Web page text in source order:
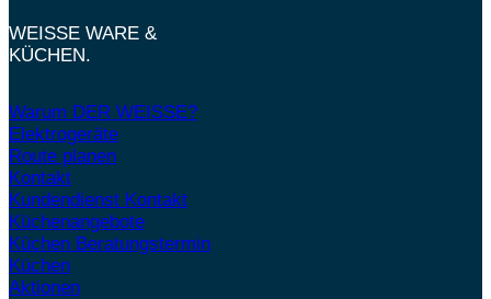
WEISSE WARE &
KÜCHEN.
Warum DER WEISSE?
Elektrogeräte
Route planen
Kontakt
Kundendienst Kontakt
Küchenangebote
Küchen Beratungstermin
Küchen
Aktionen